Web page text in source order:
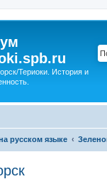
Териоки. История и
русском языке